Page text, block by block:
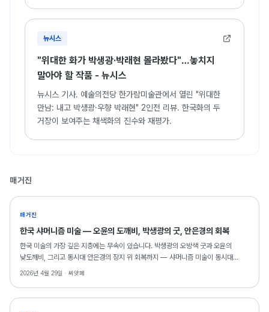
뉴시스
"위대한 화가 박생광·박래현 몰라봤다"…놓치지
말아야 할 작품 - 뉴시스
뉴시스 기사. 예술의전당 한가람미술관에서 열린 "위대한
만남: 내고 박생광·우향 박래현" 2인전 리뷰. 한국화의 두
거장이 보여주는 채색화의 진수와 재평가.
매거진
매거진
한국 샤머니즘 미술 — 오윤의 도깨비, 박생광의 굿, 안은경의 회복
한국 미술의 가장 깊은 지층에는 무속이 있습니다. 박생광의 오방색 굿과 오윤의
낮도깨비, 그리고 동시대 안은경의 장지 위 회복까지 — 샤머니즘 미술이 동시대
거실에서도 의미를 갖는 이유를 씨앗페 소장 작품으로 읽습니다.
2026년 4월 29일 · 씨앗페